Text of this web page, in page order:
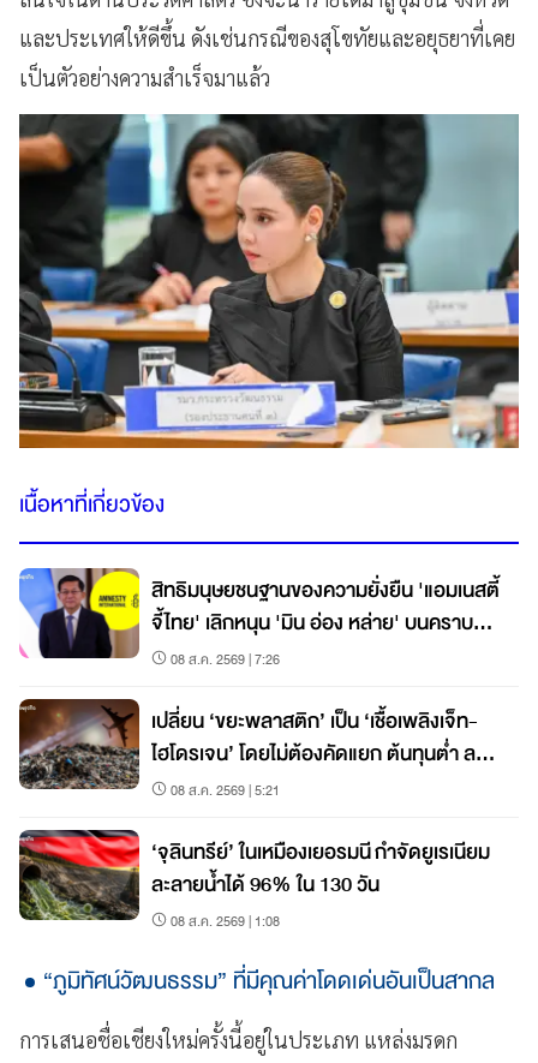
และประเทศให้ดีขึ้น ดังเช่นกรณีของสุโขทัยและอยุธยาที่เคย
เป็นตัวอย่างความสำเร็จมาแล้ว
เนื้อหาที่เกี่ยวข้อง
สิทธิมนุษยชนฐานของความยั่งยืน 'แอมเนสตี้
จี้ไทย' เลิกหนุน 'มิน อ่อง หล่าย' บนคราบ
เลือดเมียนมา
08 ส.ค. 2569 | 7:26
เปลี่ยน ‘ขยะพลาสติก’ เป็น ‘เชื้อเพลิงเจ็ท-
ไฮโดรเจน’ โดยไม่ต้องคัดแยก ต้นทุนต่ำ ลด
คาร์บอน 80%
08 ส.ค. 2569 | 5:21
‘จุลินทรีย์’ ในเหมืองเยอรมนี กำจัดยูเรเนียม
ละลายน้ำได้ 96% ใน 130 วัน
08 ส.ค. 2569 | 1:08
“ภูมิทัศน์วัฒนธรรม” ที่มีคุณค่าโดดเด่นอันเป็นสากล
การเสนอชื่อเชียงใหม่ครั้งนี้อยู่ในประเภท แหล่งมรดก